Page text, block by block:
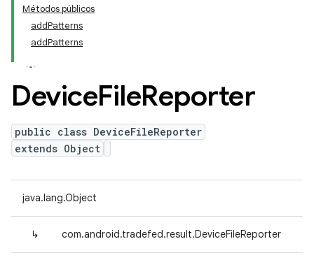
Métodos públicos
addPatterns
addPatterns
DeviceFileReporter
public class DeviceFileReporter
extends Object
java.lang.Object
↳ com.android.tradefed.result.DeviceFileReporter